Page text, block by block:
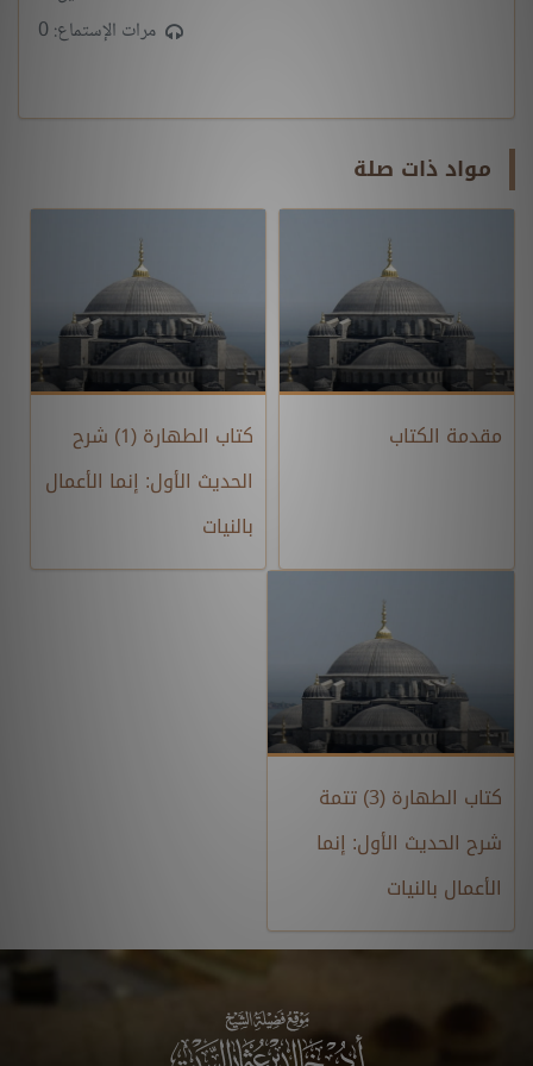
مرات الإستماع: 0
مواد ذات صلة
مقدمة الكتاب
كتاب الطهارة (1) شرح
الحديث الأول: إنما الأعمال
بالنيات
كتاب الطهارة (3) تتمة
شرح الحديث الأول: إنما
الأعمال بالنيات